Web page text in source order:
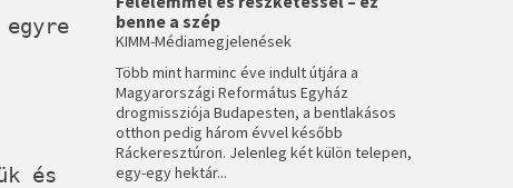
és
benne a szép
KIMM-Médiamegjelenések
Több mint harminc éve indult útjára a
Magyarországi Református Egyház
drogmissziója Budapesten, a bentlakásos
otthon pedig három évvel később
Ráckeresztúron. Jelenleg két külön telepen,
egy-egy hektár...